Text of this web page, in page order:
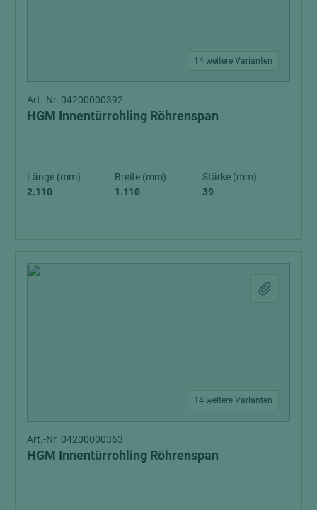
14 weitere Varianten
Art.-Nr. 04200000392
HGM Innentürrohling Röhrenspan
Länge (mm)
2.110
Breite (mm)
1.110
Stärke (mm)
39
14 weitere Varianten
Art.-Nr. 04200000363
HGM Innentürrohling Röhrenspan